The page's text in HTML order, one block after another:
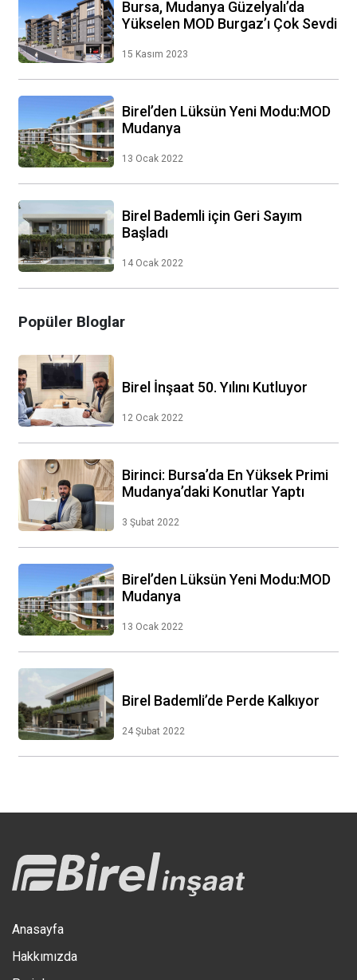
Bursa, Mudanya Güzelyalı’da
Yükselen MOD Burgaz’ı Çok Sevdi
15 Kasım 2023
Birel’den Lüksün Yeni Modu:MOD
Mudanya
13 Ocak 2022
Birel Bademli için Geri Sayım
Başladı
14 Ocak 2022
Popüler Bloglar
Birel İnşaat 50. Yılını Kutluyor
12 Ocak 2022
Birinci: Bursa’da En Yüksek Primi
Mudanya’daki Konutlar Yaptı
3 Şubat 2022
Birel’den Lüksün Yeni Modu:MOD
Mudanya
13 Ocak 2022
Birel Bademli’de Perde Kalkıyor
24 Şubat 2022
Anasayfa
Hakkımızda